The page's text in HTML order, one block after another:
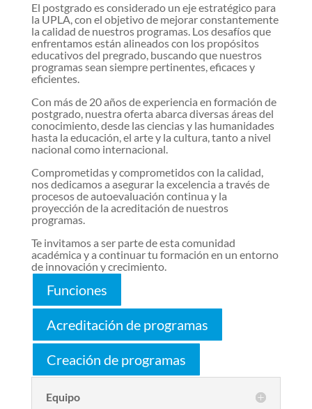
El postgrado es considerado un eje estratégico para
la UPLA, con el objetivo de mejorar constantemente
la calidad de nuestros programas. Los desafíos que
enfrentamos están alineados con los propósitos
educativos del pregrado, buscando que nuestros
programas sean siempre pertinentes, eficaces y
eficientes.
Con más de 20 años de experiencia en formación de
postgrado, nuestra oferta abarca diversas áreas del
conocimiento, desde las ciencias y las humanidades
hasta la educación, el arte y la cultura, tanto a nivel
nacional como internacional.
Comprometidas y comprometidos con la calidad,
nos dedicamos a asegurar la excelencia a través de
procesos de autoevaluación continua y la
proyección de la acreditación de nuestros
programas.
Te invitamos a ser parte de esta comunidad
académica y a continuar tu formación en un entorno
de innovación y crecimiento.
Funciones
Acreditación de programas
Creación de programas
Equipo